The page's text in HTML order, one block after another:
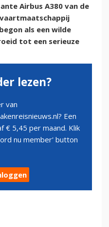
Airbus A380 van de
als een wilde
tot een serieuze
lezen?
van
Een
€ 5,45 per maand. Klik
nu member' button